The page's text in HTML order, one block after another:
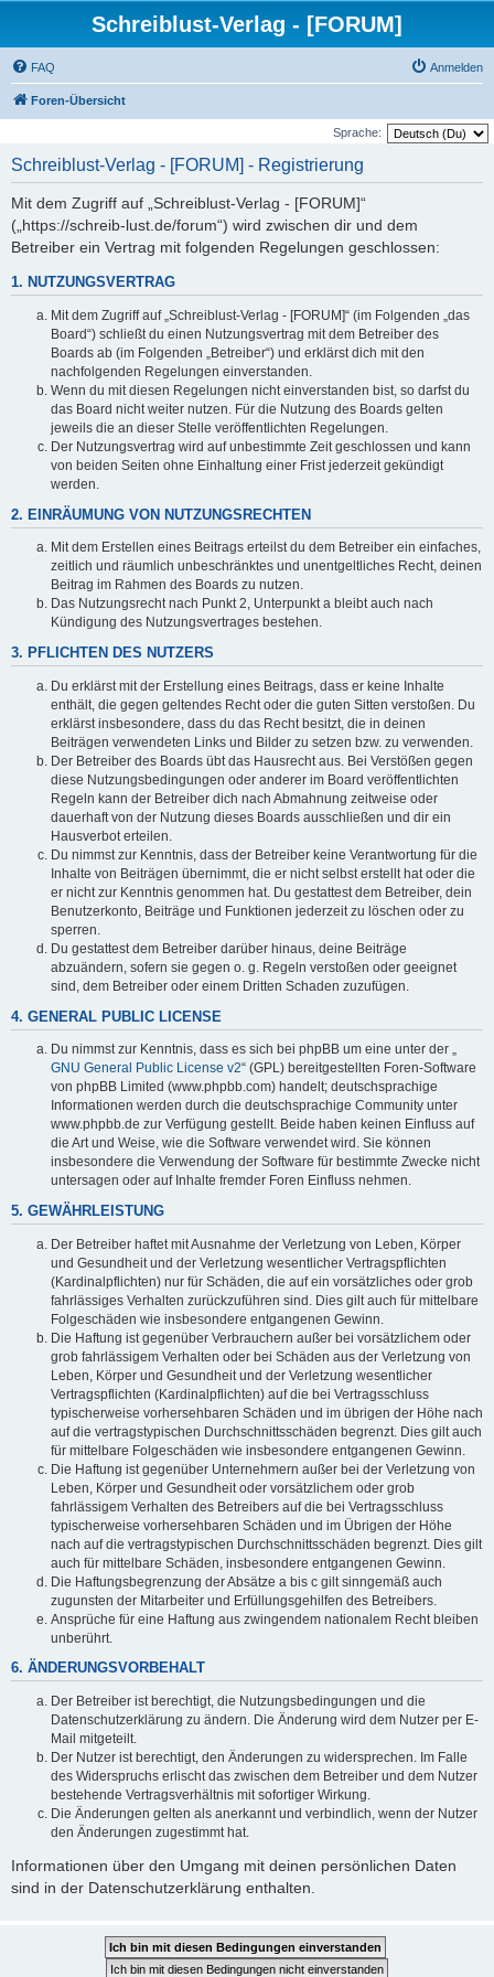
Schreiblust-Verlag - [FORUM]
FAQ Anmelden
Foren-Übersicht
Sprache:
Schreiblust-Verlag - [FORUM] - Registrierung
Mit dem Zugriff auf „Schreiblust-Verlag - [FORUM]“
(„https://schreib-lust.de/forum“) wird zwischen dir und dem
Betreiber ein Vertrag mit folgenden Regelungen geschlossen:
1. NUTZUNGSVERTRAG
Mit dem Zugriff auf „Schreiblust-Verlag - [FORUM]“ (im Folgenden „das
Board“) schließt du einen Nutzungsvertrag mit dem Betreiber des
Boards ab (im Folgenden „Betreiber“) und erklärst dich mit den
nachfolgenden Regelungen einverstanden.
Wenn du mit diesen Regelungen nicht einverstanden bist, so darfst du
das Board nicht weiter nutzen. Für die Nutzung des Boards gelten
jeweils die an dieser Stelle veröffentlichten Regelungen.
Der Nutzungsvertrag wird auf unbestimmte Zeit geschlossen und kann
von beiden Seiten ohne Einhaltung einer Frist jederzeit gekündigt
werden.
2. EINRÄUMUNG VON NUTZUNGSRECHTEN
Mit dem Erstellen eines Beitrags erteilst du dem Betreiber ein einfaches,
zeitlich und räumlich unbeschränktes und unentgeltliches Recht, deinen
Beitrag im Rahmen des Boards zu nutzen.
Das Nutzungsrecht nach Punkt 2, Unterpunkt a bleibt auch nach
Kündigung des Nutzungsvertrages bestehen.
3. PFLICHTEN DES NUTZERS
Du erklärst mit der Erstellung eines Beitrags, dass er keine Inhalte
enthält, die gegen geltendes Recht oder die guten Sitten verstoßen. Du
erklärst insbesondere, dass du das Recht besitzt, die in deinen
Beiträgen verwendeten Links und Bilder zu setzen bzw. zu verwenden.
Der Betreiber des Boards übt das Hausrecht aus. Bei Verstößen gegen
diese Nutzungsbedingungen oder anderer im Board veröffentlichten
Regeln kann der Betreiber dich nach Abmahnung zeitweise oder
dauerhaft von der Nutzung dieses Boards ausschließen und dir ein
Hausverbot erteilen.
Du nimmst zur Kenntnis, dass der Betreiber keine Verantwortung für die
Inhalte von Beiträgen übernimmt, die er nicht selbst erstellt hat oder die
er nicht zur Kenntnis genommen hat. Du gestattest dem Betreiber, dein
Benutzerkonto, Beiträge und Funktionen jederzeit zu löschen oder zu
sperren.
Du gestattest dem Betreiber darüber hinaus, deine Beiträge
abzuändern, sofern sie gegen o. g. Regeln verstoßen oder geeignet
sind, dem Betreiber oder einem Dritten Schaden zuzufügen.
4. GENERAL PUBLIC LICENSE
Du nimmst zur Kenntnis, dass es sich bei phpBB um eine unter der „
GNU General Public License v2“ (GPL) bereitgestellten Foren-Software
von phpBB Limited (www.phpbb.com) handelt; deutschsprachige
Informationen werden durch die deutschsprachige Community unter
www.phpbb.de zur Verfügung gestellt. Beide haben keinen Einfluss auf
die Art und Weise, wie die Software verwendet wird. Sie können
insbesondere die Verwendung der Software für bestimmte Zwecke nicht
untersagen oder auf Inhalte fremder Foren Einfluss nehmen.
5. GEWÄHRLEISTUNG
Der Betreiber haftet mit Ausnahme der Verletzung von Leben, Körper
und Gesundheit und der Verletzung wesentlicher Vertragspflichten
(Kardinalpflichten) nur für Schäden, die auf ein vorsätzliches oder grob
fahrlässiges Verhalten zurückzuführen sind. Dies gilt auch für mittelbare
Folgeschäden wie insbesondere entgangenen Gewinn.
Die Haftung ist gegenüber Verbrauchern außer bei vorsätzlichem oder
grob fahrlässigem Verhalten oder bei Schäden aus der Verletzung von
Leben, Körper und Gesundheit und der Verletzung wesentlicher
Vertragspflichten (Kardinalpflichten) auf die bei Vertragsschluss
typischerweise vorhersehbaren Schäden und im übrigen der Höhe nach
auf die vertragstypischen Durchschnittsschäden begrenzt. Dies gilt auch
für mittelbare Folgeschäden wie insbesondere entgangenen Gewinn.
Die Haftung ist gegenüber Unternehmern außer bei der Verletzung von
Leben, Körper und Gesundheit oder vorsätzlichem oder grob
fahrlässigem Verhalten des Betreibers auf die bei Vertragsschluss
typischerweise vorhersehbaren Schäden und im Übrigen der Höhe
nach auf die vertragstypischen Durchschnittsschäden begrenzt. Dies gilt
auch für mittelbare Schäden, insbesondere entgangenen Gewinn.
Die Haftungsbegrenzung der Absätze a bis c gilt sinngemäß auch
zugunsten der Mitarbeiter und Erfüllungsgehilfen des Betreibers.
Ansprüche für eine Haftung aus zwingendem nationalem Recht bleiben
unberührt.
6. ÄNDERUNGSVORBEHALT
Der Betreiber ist berechtigt, die Nutzungsbedingungen und die
Datenschutzerklärung zu ändern. Die Änderung wird dem Nutzer per E-
Mail mitgeteilt.
Der Nutzer ist berechtigt, den Änderungen zu widersprechen. Im Falle
des Widerspruchs erlischt das zwischen dem Betreiber und dem Nutzer
bestehende Vertragsverhältnis mit sofortiger Wirkung.
Die Änderungen gelten als anerkannt und verbindlich, wenn der Nutzer
den Änderungen zugestimmt hat.
Informationen über den Umgang mit deinen persönlichen Daten
sind in der Datenschutzerklärung enthalten.